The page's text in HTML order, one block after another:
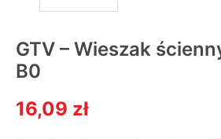
GTV – Wieszak
B0
16,09 zł